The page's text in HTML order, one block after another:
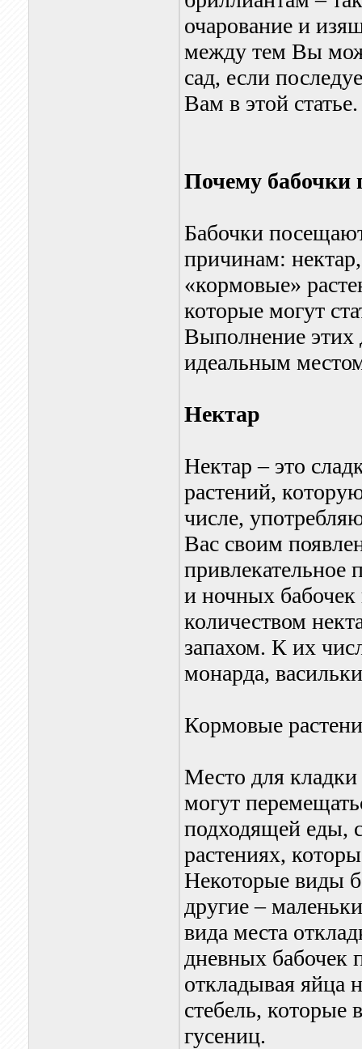
очарование и
между тем Вы
сад, если
Вам в этой статье.
Почему бабочки
Бабочки
причинам:
«кормовые»
которые могут
Выполнение этих
идеальным
Нектар
Нектар – это
растений,
числе,
Вас своим
привлекательное
и ночных
количеством
запахом. К их
монарда,
Кормовые
Место для
могут
подходящей еды,
растениях,
Некоторые виды
другие –
вида места
дневных бабочек
откладывая яйца
стебель,
гусениц.